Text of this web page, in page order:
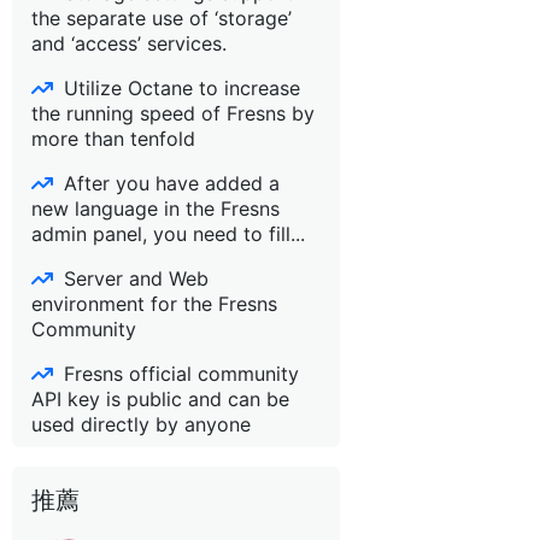
the separate use of ‘storage’
and ‘access’ services.
Utilize Octane to increase
the running speed of Fresns by
more than tenfold
After you have added a
new language in the Fresns
admin panel, you need to fill...
Server and Web
environment for the Fresns
Community
Fresns official community
API key is public and can be
used directly by anyone
推薦